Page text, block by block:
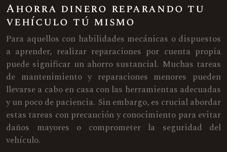
Ahorra dinero reparando tu
vehículo tú mismo
Para aquellos con habilidades mecánicas o dispuestos
a aprender, realizar reparaciones por cuenta propia
puede significar un ahorro sustancial. Muchas tareas
de mantenimiento y reparaciones menores pueden
llevarse a cabo en casa con las herramientas adecuadas
y un poco de paciencia. Sin embargo, es crucial abordar
estas tareas con precaución y conocimiento para evitar
daños mayores o comprometer la seguridad del
vehículo.